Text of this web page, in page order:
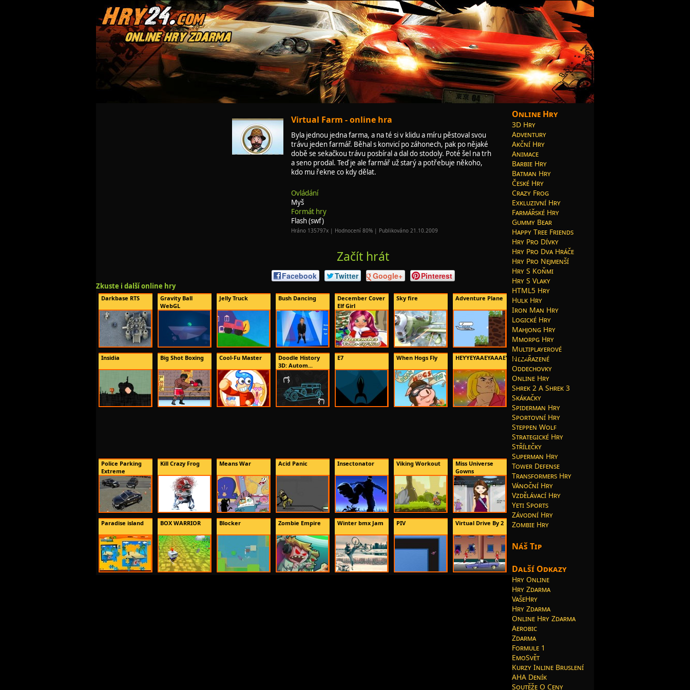
Virtual Farm - online hra
Byla jednou jedna farma, a na té si v klidu a míru pěstoval svou
trávu jeden farmář. Běhal s konvicí po záhonech, pak po nějaké
době se sekačkou trávu posbíral a dal do stodoly. Poté šel na trh
a seno prodal. Teď je ale farmář už starý a potřebuje někoho,
kdo mu řekne co kdy dělat.
Ovládání
Myš
Formát hry
Flash (swf)
Hráno 135797x | Hodnocení 80% | Publikováno 21.10.2009
Začít hrát
Facebook Twitter Google+ Pinterest
Zkuste i další online hry
Darkbase RTS
Gravity Ball
WebGL
Jelly Truck Bush Dancing
December Cover
Elf Girl
Sky fire Adventure Plane
Insidia Big Shot Boxing Cool-Fu Master
Doodle History
3D: Autom...
E7 When Hogs Fly HEYYEYAAEYAAAEYAEYAA
Police Parking
Extreme
Kill Crazy Frog Means War Acid Panic Insectonator Viking Workout
Miss Universe
Gowns
Paradise island BOX WARRIOR Blocker Zombie Empire Winter bmx Jam PIV Virtual Drive By 2
Online Hry
3D Hry
Adventury
Akční Hry
Animace
Barbie Hry
Batman Hry
České Hry
Crazy Frog
Exkluzivní Hry
Farmářské Hry
Gummy Bear
Happy Tree Friends
Hry Pro Dívky
Hry Pro Dva Hráče
Hry Pro Nejmenší
Hry S Koňmi
Hry S Vlaky
HTML5 Hry
Hulk Hry
Iron Man Hry
Logické Hry
Mahjong Hry
Mmorpg Hry
Multiplayerové
Nezařazené
Oddechovky
Online Hry
Shrek 2 A Shrek 3
Skákačky
Spiderman Hry
Sportovní Hry
Steppen Wolf
Strategické Hry
Střílečky
Superman Hry
Tower Defense
Transformers Hry
Vánoční Hry
Vzdělávací Hry
Yeti Sports
Závodní Hry
Zombie Hry
Náš Tip
Další Odkazy
Hry Online
Hry Zdarma
VašeHry
Hry Zdarma
Online Hry Zdarma
Aerobic
Zdarma
Formule 1
EmoSvět
Kurzy Inline Bruslení
AHA Deník
Soutěže O Ceny